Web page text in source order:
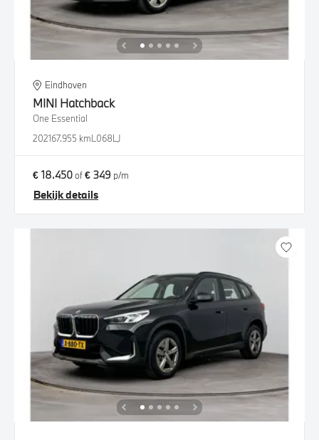
Eindhoven
MINI Hatchback
One Essential
202167.955 kmL068LJ
€ 18.450of€ 349 p/m
Bekijk details